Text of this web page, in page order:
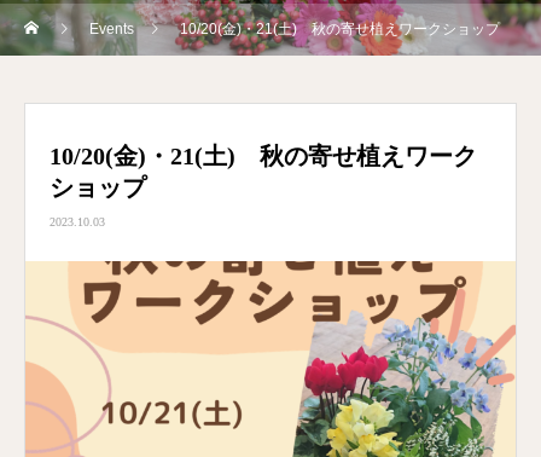
Events 10/20(金)・21(土) 秋の寄せ植えワークショップ
10/20(金)・21(土) 秋の寄せ植えワーク
ショップ
2023.10.03